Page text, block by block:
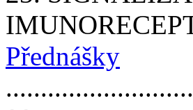
Přednášky